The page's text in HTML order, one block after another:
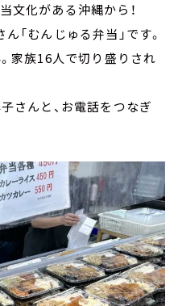
文化がある沖縄から！
「むんじゅる弁当」です。
家族16人で切り盛りされ
さんと、お電話をつなぎ